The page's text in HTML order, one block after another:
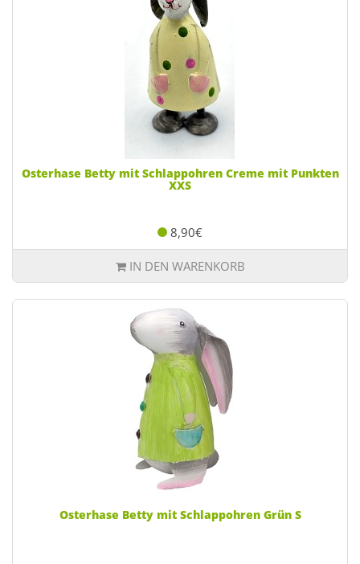
Osterhase Betty mit Schlappohren Creme mit Punkten
XXS
8,90€
IN DEN WARENKORB
Osterhase Betty mit Schlappohren Grün S